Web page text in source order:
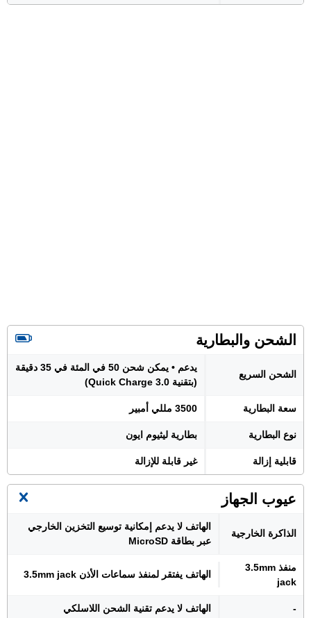
الشحن والبطارية
الشحن السريع
يدعم • يمكن شحن 50 في المئة في 35 دقيقة
(بتقنية Quick Charge 3.0)
سعة البطارية 3500 مللي أمبير
نوع البطارية بطارية ليثيوم ايون
قابلية إزالة غير قابلة للإزالة
عيوب الجهاز
الذاكرة الخارجية
الهاتف لا يدعم إمكانية توسيع التخزين الخارجي
عبر بطاقة MicroSD
منفذ 3.5mm
jack
الهاتف يفتقر لمنفذ سماعات الأذن 3.5mm jack
- الهاتف لا يدعم تقنية الشحن اللاسلكي